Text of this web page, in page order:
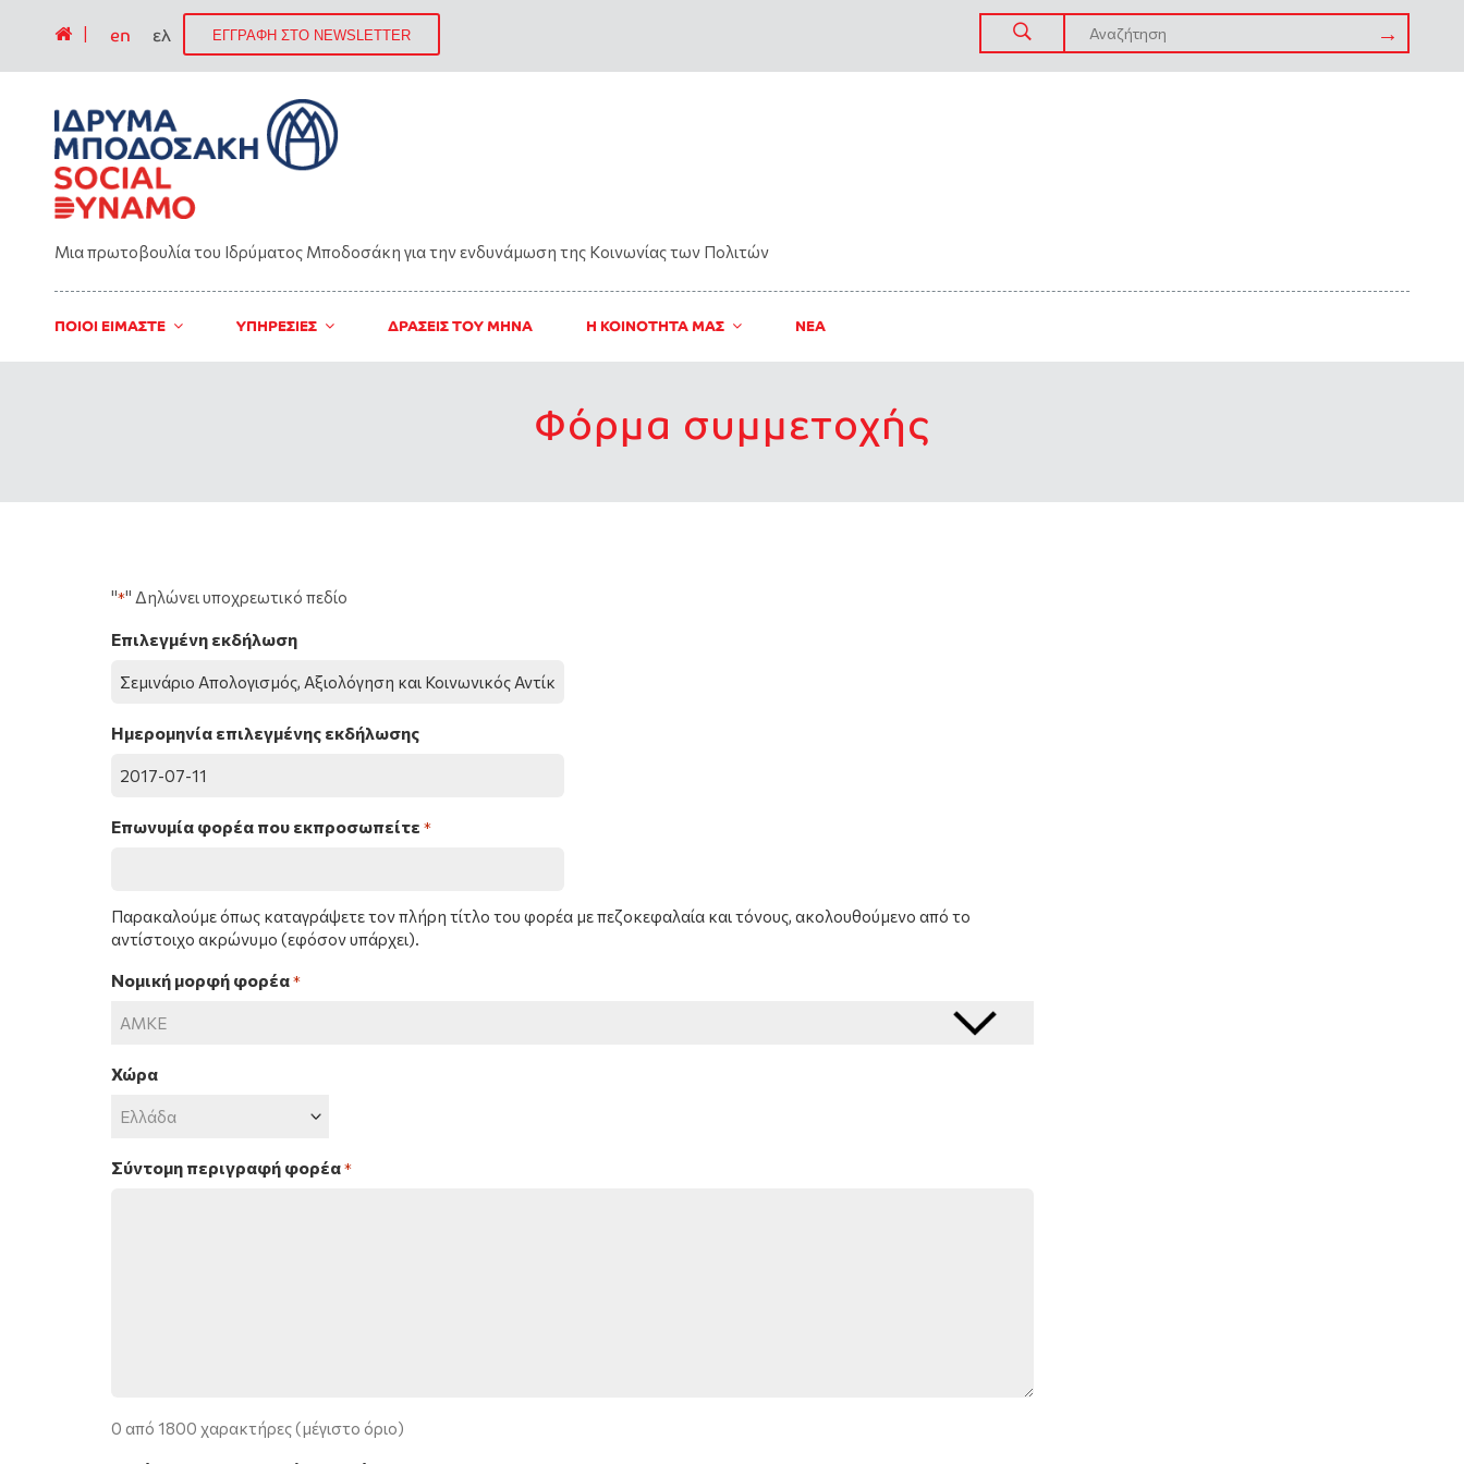
en ελ ΕΓΓΡΑΦΗ ΣΤΟ NEWSLETTER
Μια πρωτοβουλία του Ιδρύματος Μποδοσάκη για την ενδυνάμωση της Kοινωνίας των Πολιτών
ΠΟΙΟΙ ΕΙΜΑΣΤΕ ΥΠΗΡΕΣΙΕΣ ΔΡΑΣΕΙΣ ΤΟΥ ΜΗΝΑ Η ΚΟΙΝΟΤΗΤΑ ΜΑΣ ΝΈΑ
Φόρμα συμμετοχής
"*" Δηλώνει υποχρεωτικό πεδίο
Επιλεγμένη εκδήλωση
Ημερομηνία επιλεγμένης εκδήλωσης
Επωνυμία φορέα που εκπροσωπείτε *
Παρακαλούμε όπως καταγράψετε τον πλήρη τίτλο του φορέα με πεζοκεφαλαία και τόνους, ακολουθούμενο από το
αντίστοιχο ακρώνυμο (εφόσον υπάρχει).
Νομική μορφή φορέα *
Χώρα
Σύντομη περιγραφή φορέα *
0 από 1800 χαρακτήρες (μέγιστο όριο)